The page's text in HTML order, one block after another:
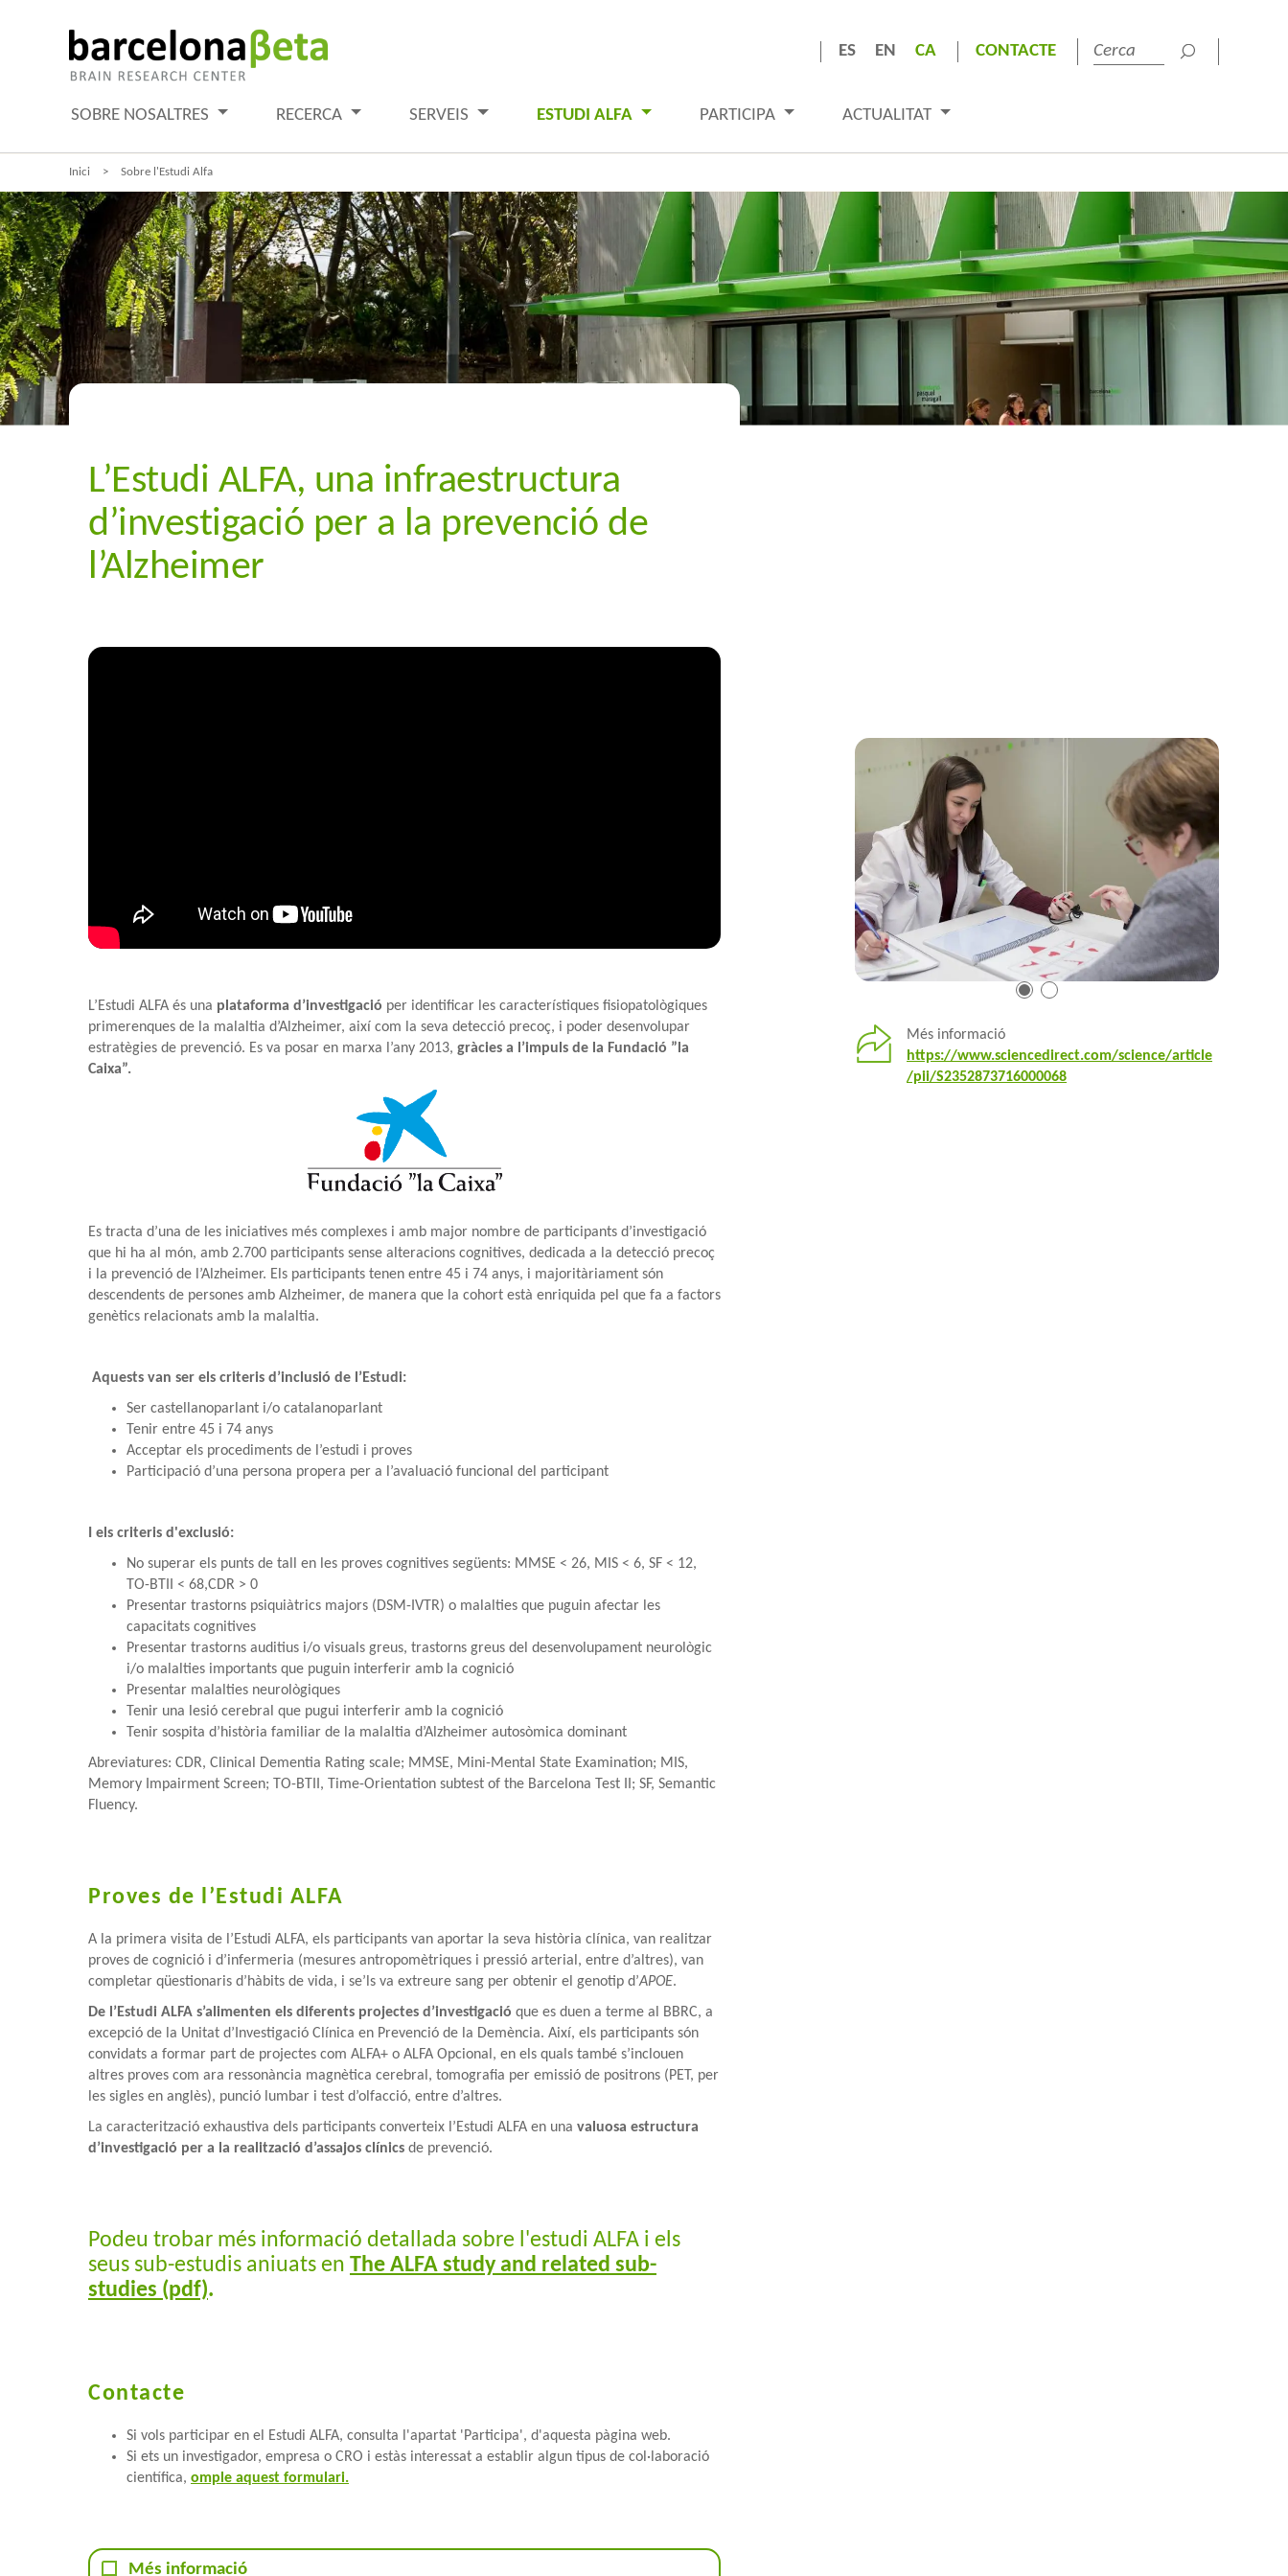
ES EN CA CONTACTE
SOBRE NOSALTRES RECERCA SERVEIS ESTUDI ALFA PARTICIPA ACTUALITAT
Inici Sobre l'Estudi Alfa
L’Estudi ALFA, una infraestructura
d’investigació per a la prevenció de
l’Alzheimer
L’Estudi ALFA és una plataforma d’investigació per identificar les característiques fisiopatològiques
primerenques de la malaltia d’Alzheimer, així com la seva detecció precoç, i poder desenvolupar
estratègies de prevenció. Es va posar en marxa l’any 2013, gràcies a l’impuls de la Fundació ”la
Caixa”.
Es tracta d’una de les iniciatives més complexes i amb major nombre de participants d’investigació
que hi ha al món, amb 2.700 participants sense alteracions cognitives, dedicada a la detecció precoç
i la prevenció de l’Alzheimer. Els participants tenen entre 45 i 74 anys, i majoritàriament són
descendents de persones amb Alzheimer, de manera que la cohort està enriquida pel que fa a factors
genètics relacionats amb la malaltia.
Aquests van ser els criteris d’inclusió de l’Estudi:
Ser castellanoparlant i/o catalanoparlant
Tenir entre 45 i 74 anys
Acceptar els procediments de l’estudi i proves
Participació d’una persona propera per a l’avaluació funcional del participant
I els criteris d'exclusió:
No superar els punts de tall en les proves cognitives següents: MMSE < 26, MIS < 6, SF < 12,
TO-BTII < 68,CDR > 0
Presentar trastorns psiquiàtrics majors (DSM-IVTR) o malalties que puguin afectar les
capacitats cognitives
Presentar trastorns auditius i/o visuals greus, trastorns greus del desenvolupament neurològic
i/o malalties importants que puguin interferir amb la cognició
Presentar malalties neurològiques
Tenir una lesió cerebral que pugui interferir amb la cognició
Tenir sospita d’història familiar de la malaltia d’Alzheimer autosòmica dominant
Abreviatures: CDR, Clinical Dementia Rating scale; MMSE, Mini-Mental State Examination; MIS,
Memory Impairment Screen; TO-BTII, Time-Orientation subtest of the Barcelona Test II; SF, Semantic
Fluency.
Proves de l’Estudi ALFA
A la primera visita de l’Estudi ALFA, els participants van aportar la seva història clínica, van realitzar
proves de cognició i d’infermeria (mesures antropomètriques i pressió arterial, entre d’altres), van
completar qüestionaris d’hàbits de vida, i se’ls va extreure sang per obtenir el genotip d’APOE.
De l’Estudi ALFA s’alimenten els diferents projectes d’investigació que es duen a terme al BBRC, a
excepció de la Unitat d’Investigació Clínica en Prevenció de la Demència. Així, els participants són
convidats a formar part de projectes com ALFA+ o ALFA Opcional, en els quals també s’inclouen
altres proves com ara ressonància magnètica cerebral, tomografia per emissió de positrons (PET, per
les sigles en anglès), punció lumbar i test d’olfacció, entre d’altres.
La caracterització exhaustiva dels participants converteix l’Estudi ALFA en una valuosa estructura
d’investigació per a la realització d’assajos clínics de prevenció.
Podeu trobar més informació detallada sobre l'estudi ALFA i els
seus sub-estudis aniuats en The ALFA study and related sub-
studies (pdf).
Contacte
Si vols participar en el Estudi ALFA, consulta l'apartat 'Participa', d'aquesta pàgina web.
Si ets un investigador, empresa o CRO i estàs interessat a establir algun tipus de col·laboració
científica, omple aquest formulari.
Més informació
Més informació
https://www.sciencedirect.com/science/article
/pii/S2352873716000068